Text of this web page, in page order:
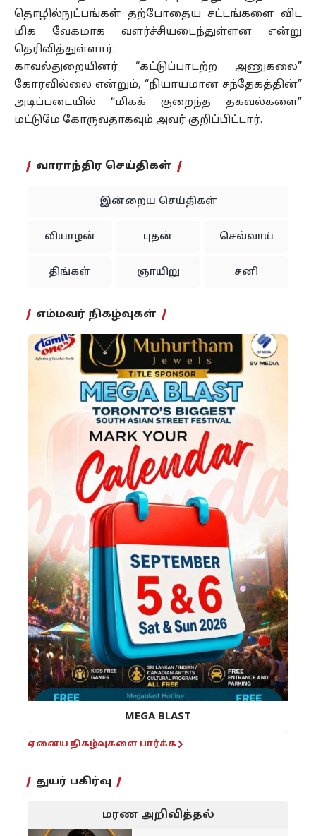
தொழில்நுட்பங்கள் தற்போதைய சட்டங்களை விட
மிக வேகமாக வளர்ச்சியடைந்துள்ளன என்று
தெரிவித்துள்ளார்.
காவல்துறையினர் “கட்டுப்பாடற்ற அணுகலை”
கோரவில்லை என்றும், “நியாயமான சந்தேகத்தின்”
அடிப்படையில் “மிகக் குறைந்த தகவல்களை”
மட்டுமே கோருவதாகவும் அவர் குறிப்பிட்டார்.
வாராந்திர செய்திகள்
இன்றைய செய்திகள்
வியாழன் புதன் செவ்வாய்
திங்கள் ஞாயிறு சனி
எம்மவர் நிகழ்வுகள்
MEGA BLAST
ஏனைய நிகழ்வுகளை பார்க்க
துயர் பகிர்வு
மரண அறிவித்தல்